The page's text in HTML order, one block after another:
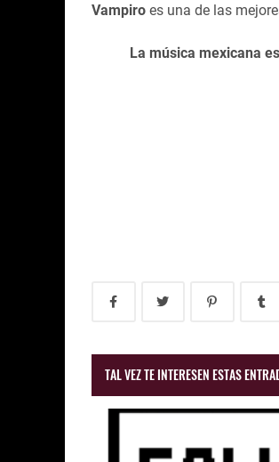
Vampiro es una de las
La música mexicana
TAL VEZ TE INTERESEN ESTAS